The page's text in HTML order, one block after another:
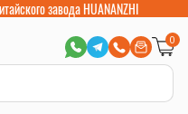
завода HUANANZHI
0